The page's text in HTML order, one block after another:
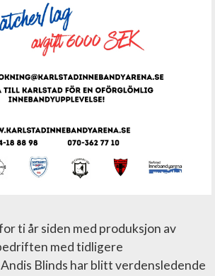
ti år siden med produksjon av
med tidligere
Blinds har blitt verdensledende